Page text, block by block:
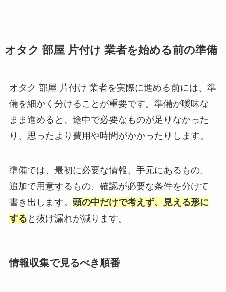
オタク 部屋 片付け 業者を始める前の準備
オタク 部屋 片付け 業者を実際に進める前には、準
備を細かく分けることが重要です。準備が曖昧な
まま進めると、途中で必要なものが足りなかった
り、思ったより費用や時間がかかったりします。
準備では、最初に必要な情報、手元にあるもの、
追加で用意するもの、確認が必要な条件を分けて
書き出します。 頭の中だけで考えず、見える形に
する と抜け漏れが減ります。
情報収集で見るべき順番